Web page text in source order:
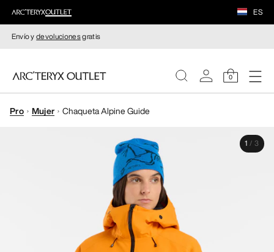
ES
Envío ydevolucionesgratis
0
MUJERE
Pro Mujer Chaqueta Alpine Guide
1 / 3